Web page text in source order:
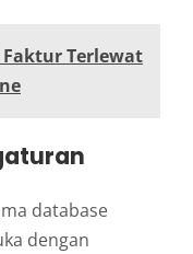
Terlewat
database
dengan